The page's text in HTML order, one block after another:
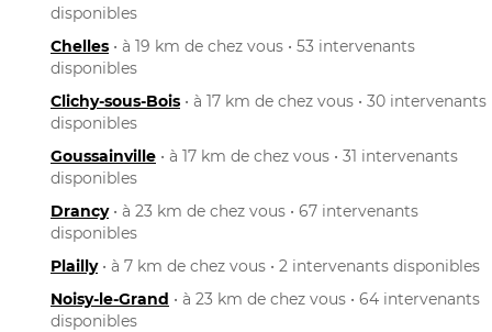
disponibles
Chelles • à 19 km de chez vous • 53 intervenants
disponibles
Clichy-sous-Bois • à 17 km de chez vous • 30 intervenants
disponibles
Goussainville • à 17 km de chez vous • 31 intervenants
disponibles
Drancy• à 23 km de chez vous • 67 intervenants
disponibles
Plailly• à 7 km de chez vous • 2 intervenants disponibles
Noisy-le-Grand • à 23 km de chez vous • 64 intervenants
disponibles